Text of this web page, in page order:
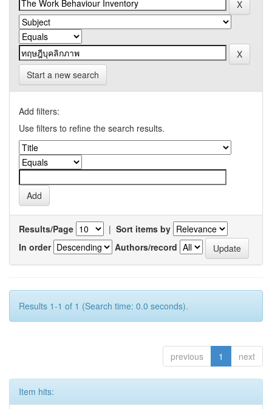
Start a new search
Add filters:
Use filters to refine the search results.
Results/Page | Sort items by
In order
Authors/record
Results 1-1 of 1 (Search time: 0.0 seconds).
previous 1 next
Item hits: